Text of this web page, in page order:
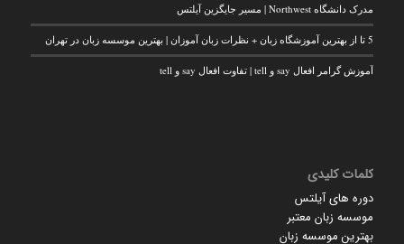
مدرک دانشگاه Northwest | مسیر جایگزین آیلتس
5 تا از بهترین آموزشگاه زبان + نظرات زبان آموزان | بهترین موسسه زبان در تهران
آموزش گرامر افعال say و tell | تفاوت افعال say و tell
کلمات کلیدی
دوره های آیلتس
موسسه زبان معتبر
بهترین موسسه زبان